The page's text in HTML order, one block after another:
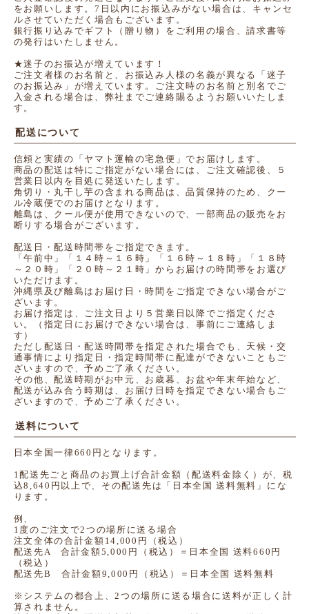
をお願いします。7日以内にお振込みがない場合は、キャンセ
ルさせていただく場合もございます。
銀行振り込みでギフト（贈り物）をご利用の場合、請求書等
の発行はいたしません。
★迷子のお振込が増えています！
ご注文者様のお名前と、お振込み人様の名義が異なる「迷子
のお振込み」が増えています。ご注文時のお名前と別名でご
入金される場合は、弊社までご連絡賜るようお願いいたしま
す。
配送について
信頼と実績の「ヤマト運輸の宅急便」でお届けします。
商品の配送は特にご指定がない場合には、ご注文確認後、５
営業日以内を目処に発送いたします。
角切り・丸干し芋の含まれる商品は、品質保持のため、クー
ル冷蔵便でのお届けとなります。
離島は、クール便が使用できないので、一部商品の販売をお
断りする場合がございます。
配送日・配送時間帯をご指定できます。
「午前中」「１４時～１６時」「１６時～１８時」「１８時
～２０時」「２０時～２１時」からお届けの時間帯をお選び
いただけます。
沖縄県及び離島はお届け日・時間をご指定できない場合がご
ざいます。
お届け指定は、ご注文日より５営業日以降でご指定くださ
い。（指定日にお届けできない場合は、事前にご連絡しま
す）
ただし配送日・配送時間帯を指定された場合でも、天候・交
通事情により指定日・指定時間帯に配達ができないこともご
ざいますので、予めご了承ください。
その他、配送時期がお中元、お歳暮、お盆や年末年始など、
配送が込み合う時期は、お届け日時を指定できない場合もご
ざいますので、予めご了承ください。
送料について
日本全国一律660円となります。
1配送先ごと商品のお買上げ合計金額（配送料金除く）が、税
込8,640円以上で、その配送先は「日本全国 送料無料」にな
ります。
例、
1度のご注文で2つの場所に送る場合
注文全体の合計金額14,000円（税込）
配送先A 合計金額5,000円（税込）＝日本全国 送料660円
（税込）
配送先B 合計金額9,000円（税込）＝日本全国 送料無料
※システムの都合上、2つの場所に送る場合に送料が正しく計
算されません。